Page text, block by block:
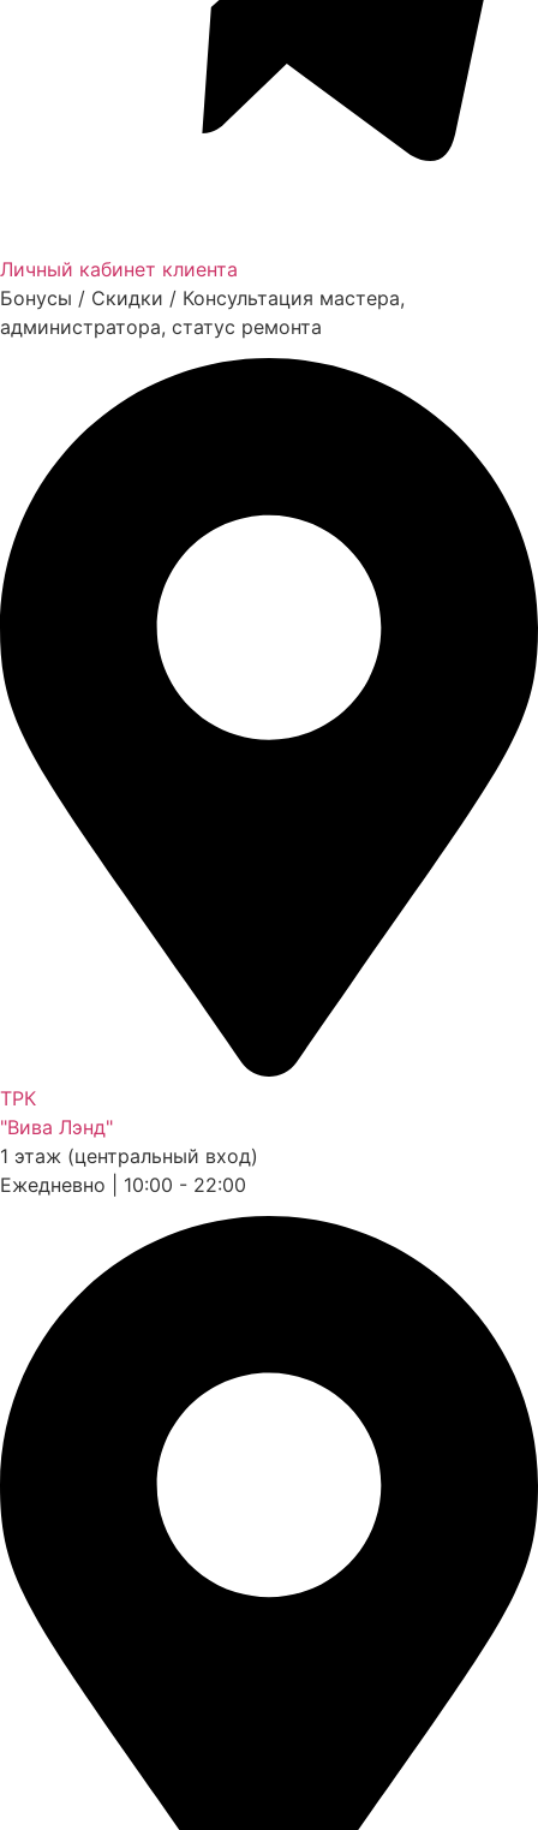
Личный кабинет клиента
Бонусы / Скидки / Консультация мастера,
администратора, статус ремонта
ТРК
"Вива Лэнд"
1 этаж (центральный вход)
Ежедневно | 10:00 - 22:00